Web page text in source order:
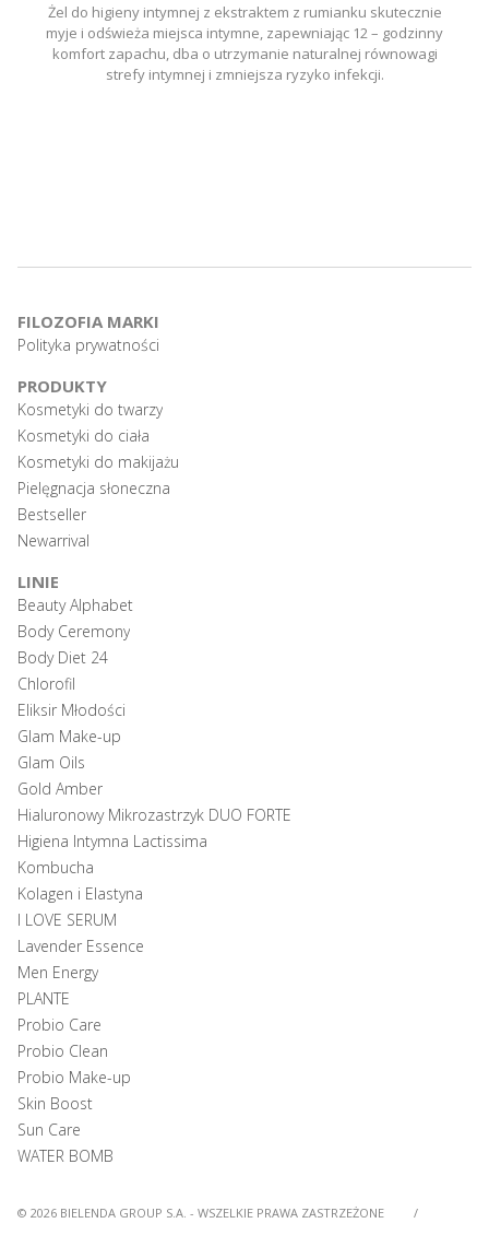
Żel do higieny intymnej z ekstraktem z rumianku skutecznie
myje i odświeża miejsca intymne, zapewniając 12 – godzinny
komfort zapachu, dba o utrzymanie naturalnej równowagi
strefy intymnej i zmniejsza ryzyko infekcji.
FILOZOFIA MARKI
Polityka prywatności
PRODUKTY
Kosmetyki do twarzy
Kosmetyki do ciała
Kosmetyki do makijażu
Pielęgnacja słoneczna
Bestseller
Newarrival
LINIE
Beauty Alphabet
Body Ceremony
Body Diet 24
Chlorofil
Eliksir Młodości
Glam Make-up
Glam Oils
Gold Amber
Hialuronowy Mikrozastrzyk DUO FORTE
Higiena Intymna Lactissima
Kombucha
Kolagen i Elastyna
I LOVE SERUM
Lavender Essence
Men Energy
PLANTE
Probio Care
Probio Clean
Probio Make-up
Skin Boost
Sun Care
WATER BOMB
© 2026 BIELENDA GROUP S.A. - WSZELKIE PRAWA ZASTRZEŻONE /